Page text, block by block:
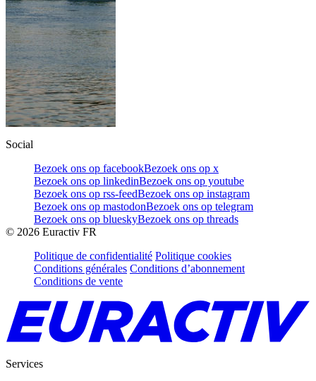
Social
Bezoek ons op facebookBezoek ons op x
Bezoek ons op linkedinBezoek ons op youtube
Bezoek ons op rss-feedBezoek ons op instagram
Bezoek ons op mastodonBezoek ons op telegram
Bezoek ons op blueskyBezoek ons op threads
© 2026 Euractiv FR
Politique de confidentialité Politique cookies
Conditions générales Conditions d’abonnement
Conditions de vente
Services